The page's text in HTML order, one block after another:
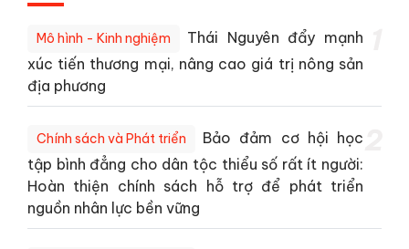
Mô hình - Kinh nghiệm
Thái Nguyên đẩy mạnh
xúc tiến thương mại, nâng cao giá trị nông sản
địa phương
Chính sách và Phát triển
Bảo đảm cơ hội học
tập bình đẳng cho dân tộc thiểu số rất ít người:
Hoàn thiện chính sách hỗ trợ để phát triển
nguồn nhân lực bền vững